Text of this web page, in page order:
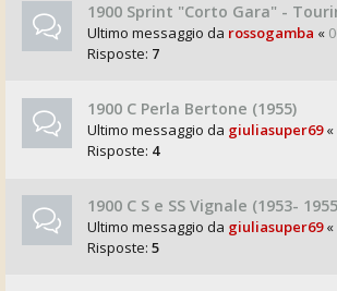
1900 Sprint "Corto Gara" -
Ultimo messaggio da rossogamba «
Risposte: 7
1900 C Perla Bertone (1955)
Ultimo messaggio da giuliasuper69«
Risposte: 4
1900 C S e SS Vignale (1953-
Ultimo messaggio da giuliasuper69«
Risposte: 5